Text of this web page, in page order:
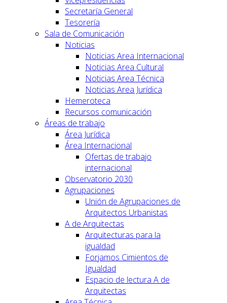
Secretaría General
Tesorería
Sala de Comunicación
Noticias
Noticias Area Internacional
Noticias Area Cultural
Noticias Area Técnica
Noticias Area Jurídica
Hemeroteca
Recursos comunicación
Áreas de trabajo
Área Jurídica
Área Internacional
Ofertas de trabajo
internacional
Observatorio 2030
Agrupaciones
Unión de Agrupaciones de
Arquitectos Urbanistas
A de Arquitectas
Arquitecturas para la
igualdad
Forjamos Cimientos de
Igualdad
Espacio de lectura A de
Arquitectas